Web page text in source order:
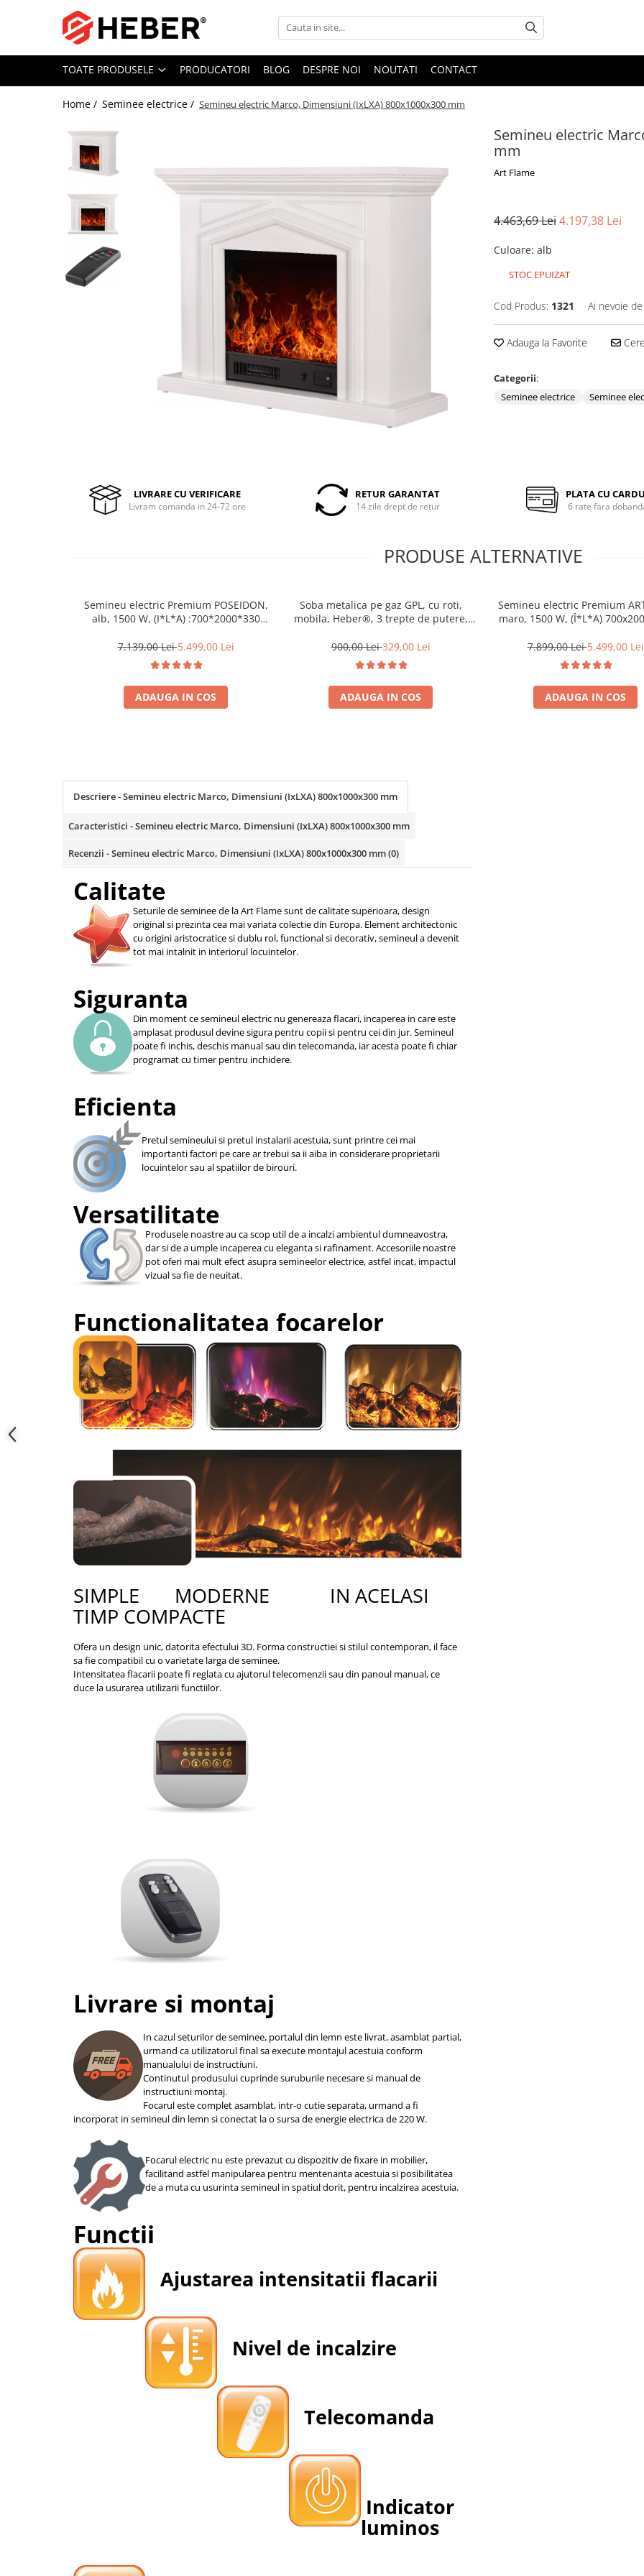
Toate Produsele
Mixere cu bol
Pompe de apa
Pompe submersibile
Pompe submersibile nisip
Pompe apa de suprafata
Hidrofor cu pompa submersibila
Pompe de stropit
Dezumidificatoare
Aparate de sudura
Motoare termice
Scule si Unelte Electrice
Betoniere si vibratoare beton
Produse uz casnic
Seminee electrice
Convectoare si aeroterme electrice
TOATE PRODUSELE PRODUCATORI BLOG DESPRE NOI NOUTATI CONTACT
Home / Seminee electrice / Semineu electric Marco, Dimensiuni (IxLXA) 800x1000x300 mm
Semineu electric
mm
Art Flame
4.463,69 Lei4.197,38 Lei
Culoare: alb
STOC EPUIZAT
Cod Produs: 1321 Ai nevoie
Adauga la Favorite
Categorii:
Seminee electrice
Seminee
LIVRARE CU VERIFICARE
Livram comanda in 24-72 ore
RETUR GARANTAT
14 zile drept de retur
PLATA CU
6 rate fara
PRODUSE ALTERNATIVE
Semineu electric Premium POSEIDON,
alb, 1500 W, (I*L*A) :700*2000*330
7.139,00 Lei5.499,00 Lei
ADAUGA IN COS
Soba metalica pe gaz GPL, cu roti,
mobila, Heber®, 3 trepte de putere,
900,00 Lei329,00 Lei
ADAUGA IN COS
Semineu electric Premium
maro, 1500 W, (Î*L*A)
7.899,00 Lei5.499,00 Lei
ADAUGA IN COS
Descriere - Semineu electric Marco, Dimensiuni (IxLXA) 800x1000x300 mm
Caracteristici - Semineu electric Marco, Dimensiuni (IxLXA) 800x1000x300 mm
Recenzii - Semineu electric Marco, Dimensiuni (IxLXA) 800x1000x300 mm(0)
Calitate
Seturile de seminee de la Art Flame sunt de calitate superioara, design
original si prezinta cea mai variata colectie din Europa. Element architectonic
cu origini aristocratice si dublu rol, functional si decorativ, semineul a devenit
tot mai intalnit in interiorul locuintelor.
Siguranta
Din moment ce semineul electric nu genereaza flacari, incaperea in care este
amplasat produsul devine sigura pentru copii si pentru cei din jur. Semineul
poate fi inchis, deschis manual sau din telecomanda, iar acesta poate fi chiar
programat cu timer pentru inchidere.
Eficienta
Pretul semineului si pretul instalarii acestuia, sunt printre cei mai
importanti factori pe care ar trebui sa ii aiba in considerare proprietarii
locuintelor sau al spatiilor de birouri.
Versatilitate
Produsele noastre au ca scop util de a incalzi ambientul dumneavostra,
dar si de a umple incaperea cu eleganta si rafinament. Accesoriile noastre
pot oferi mai mult efect asupra semineelor electrice, astfel incat, impactul
vizual sa fie de neuitat.
Functionalitatea focarelor
SIMPLE MODERNE IN ACELASI
TIMP COMPACTE
Ofera un design unic, datorita efectului 3D. Forma constructiei si stilul contemporan, il face
sa fie compatibil cu o varietate larga de seminee.
Intensitatea flacarii poate fi reglata cu ajutorul telecomenzii sau din panoul manual, ce
duce la usurarea utilizarii functiilor.
Livrare si montaj
In cazul seturilor de seminee, portalul din lemn este livrat, asamblat partial,
urmand ca utilizatorul final sa execute montajul acestuia conform
manualului de instructiuni.
Continutul produsului cuprinde suruburile necesare si manual de
instructiuni montaj.
Focarul este complet asamblat, intr-o cutie separata, urmand a fi
incorporat in semineul din lemn si conectat la o sursa de energie electrica de 220 W.
Focarul electric nu este prevazut cu dispozitiv de fixare in mobilier,
facilitand astfel manipularea pentru mentenanta acestuia si posibilitatea
de a muta cu usurinta semineul in spatiul dorit, pentru incalzirea acestuia.
Functii
Ajustarea intensitatii flacarii
Nivel de incalzire
Telecomanda
Indicator
luminos